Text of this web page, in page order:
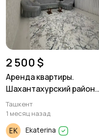
2 500 $
Аренда квартиры.
Шахантахурский район.
4/3/5 125м²
Ташкент
1 месяц назад
Ekaterina